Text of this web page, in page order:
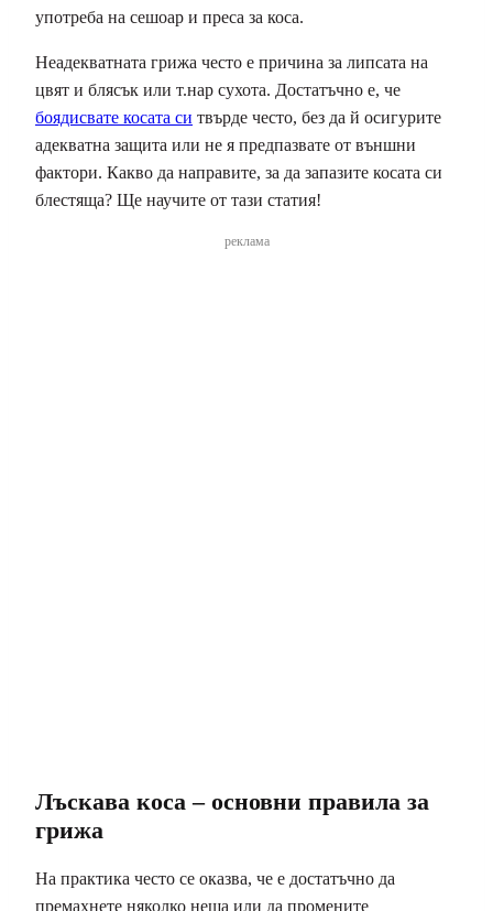
употреба на сешоар и преса за коса.
Неадекватната грижа често е причина за липсата на
цвят и блясък или т.нар сухота. Достатъчно е, че
боядисвате косата си твърде често, без да й осигурите
адекватна защита или не я предпазвате от външни
фактори. Какво да направите, за да запазите косата си
блестяща? Ще научите от тази статия!
реклама
Лъскава коса – основни правила за
грижа
На практика често се оказва, че е достатъчно да
премахнете няколко неща или да промените